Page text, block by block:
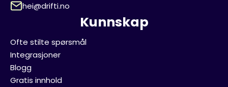
hei@drifti.no
Kunnskap
Ofte stilte spørsmål
Integrasjoner
Blogg
Gratis innhold